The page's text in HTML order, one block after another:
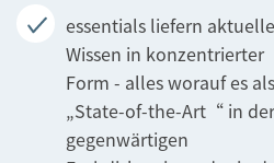
essentials liefern
Wissen in konzentrierter
Form - alles worauf es als
„State-of-the-Art“ in der
gegenwärtigen